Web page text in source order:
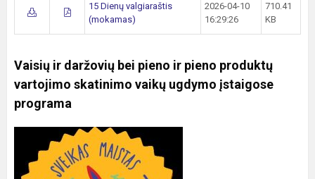
15 Dienų valgiaraštis
(mokamas)
2026-04-10
16:29:26
710.41
KB
Vaisių ir daržovių bei pieno ir pieno produktų
vartojimo skatinimo vaikų ugdymo įstaigose
programa